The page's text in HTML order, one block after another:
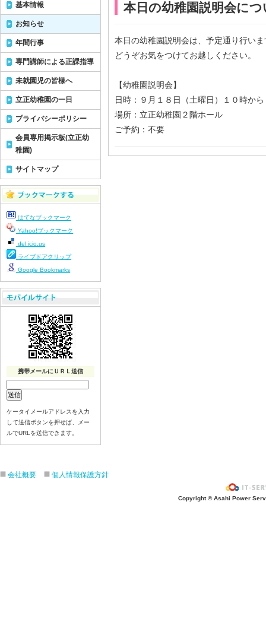
本日の幼稚園説明会につ
本日の幼稚園説明会は、予定通り行いま
どうぞお気をつけてお越しください。
【幼稚園説明会】
日時：９月１８日（土曜日）１０時か
場所：立正幼稚園２階ホール
ご予約：不要
基本情報
お知らせ
年間行事
専門講師による正課指導
未就園児の皆様へ
立正幼稚園の一日
プライバシーポリシー
会員専用掲示板(立正幼
稚園)
サイトマップ
はてなブックマーク
Yahoo!ブックマーク
del.icio.us
ライブドアクリップ
Google Bookmarks
携帯メールにＵＲＬ送信
ケータイメールアドレスを入力
して送信ボタンを押せば、メー
ルでURLを送信できます。
会社概要 個人情報保護方針
Copyright © Asahi Power